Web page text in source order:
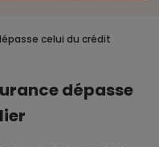
celui du crédit
dépasse